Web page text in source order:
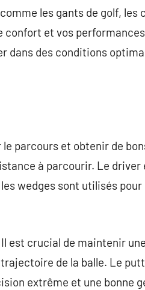
les gants de golf, les
et vos
dans des conditions
parcours et obtenir de
à parcourir. Le driver
wedges sont utilisés
est crucial de maintenir
de la balle. Le
extrême et une bonne